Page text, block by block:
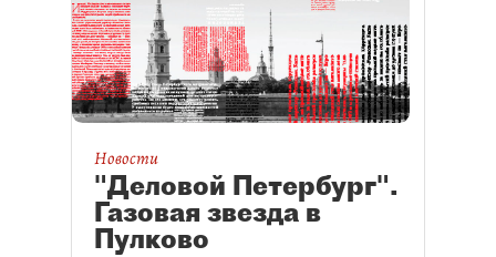
Новости
"Деловой Петербург".
Газовая звезда в
Пулково